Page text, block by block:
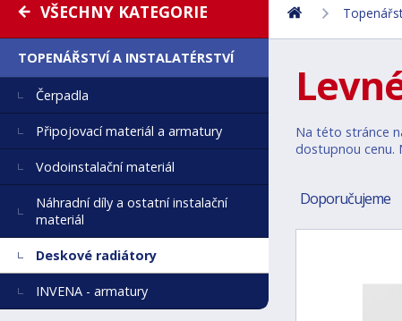
Na této stránce
dostupnou cenu.
Doporučujeme
VŠECHNY KATEGORIE
TOPENÁŘSTVÍ A INSTALATÉRSTVÍ
Čerpadla
Připojovací materiál a armatury
Vodoinstalační materiál
Náhradní díly a ostatní instalační
materiál
Deskové radiátory
INVENA - armatury